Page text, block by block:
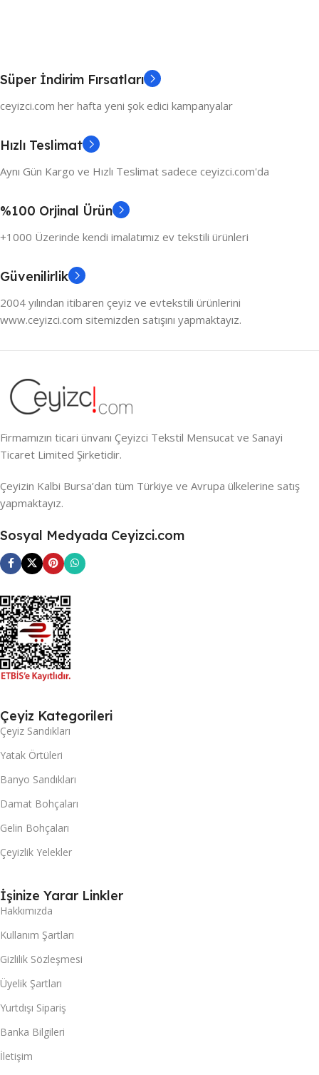
Süper İndirim Fırsatları
ceyizci.com her hafta yeni şok edici kampanyalar
Hızlı Teslimat
Aynı Gün Kargo ve Hızlı Teslimat sadece ceyizci.com'da
%100 Orjinal Ürün
+1000 Üzerinde kendi imalatımız ev tekstili ürünleri
Güvenilirlik
2004 yılından itibaren çeyiz ve evtekstili ürünlerini
www.ceyizci.com sitemizden satışını yapmaktayız.
Firmamızın ticari ünvanı Çeyizci Tekstil Mensucat ve Sanayi
Ticaret Limited Şirketidir.
Çeyizin Kalbi Bursa’dan tüm Türkiye ve Avrupa ülkelerine satış
yapmaktayız.
Sosyal Medyada Ceyizci.com
Çeyiz Kategorileri
Çeyiz Sandıkları
Yatak Örtüleri
Banyo Sandıkları
Damat Bohçaları
Gelin Bohçaları
Çeyizlik Yelekler
İşinize Yarar Linkler
Hakkımızda
Kullanım Şartları
Gizlilik Sözleşmesi
Üyelik Şartları
Yurtdışı Sipariş
Banka Bilgileri
İletişim